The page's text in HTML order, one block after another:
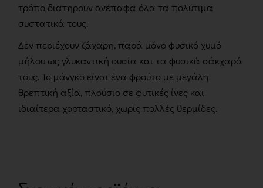
τρόπο διατηρούν ανέπαφα όλα τα πολύτιμα
συστατικά τους.
Δεν περιέχουν ζάχαρη, παρά μόνο φυσικό χυμό
μήλου ως γλυκαντική ουσία και τα φυσικά σάκχαρά
τους. Το μάνγκο είναι ένα φρούτο με μεγάλη
θρεπτική αξία, πλούσιο σε φυτικές ίνες και
ιδιαίτερα χορταστικό, χωρίς πολλές θερμίδες.